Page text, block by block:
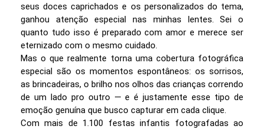
seus doces caprichados e os personalizados do tema,
ganhou atenção especial nas minhas lentes. Sei o
quanto tudo isso é preparado com amor e merece ser
eternizado com o mesmo cuidado.
Mas o que realmente torna uma cobertura fotográfica
especial são os momentos espontâneos: os sorrisos,
as brincadeiras, o brilho nos olhos das crianças correndo
de um lado pro outro — e é justamente esse tipo de
emoção genuína que busco capturar em cada clique.
Com mais de 1.100 festas infantis fotografadas ao